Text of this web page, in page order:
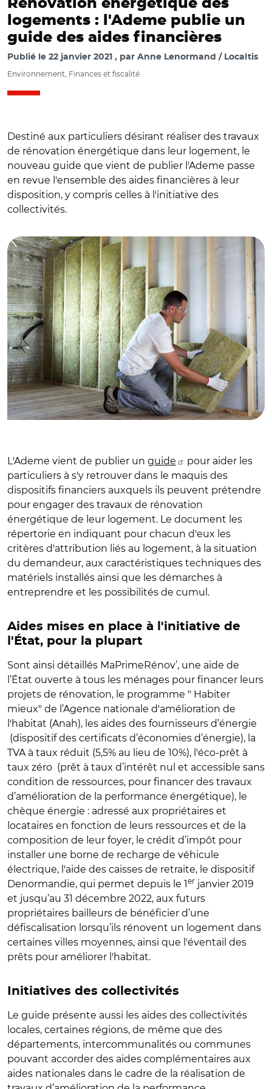
Rénovation énergétique des
logements : l'Ademe publie un
guide des aides financières
Publié le 22 janvier 2021 par Anne Lenormand / Localtis
Environnement, Finances et fiscalité
Destiné aux particuliers désirant réaliser des travaux
de rénovation énergétique dans leur logement, le
nouveau guide que vient de publier l'Ademe passe
en revue l'ensemble des aides financières à leur
disposition, y compris celles à l'initiative des
collectivités.
L'Ademe vient de publier un guide
pour aider les
particuliers à s'y retrouver dans le maquis des
dispositifs financiers auxquels ils peuvent prétendre
pour engager des travaux de rénovation
énergétique de leur logement. Le document les
répertorie en indiquant pour chacun d'eux les
critères d'attribution liés au logement, à la situation
du demandeur, aux caractéristiques techniques des
matériels installés ainsi que les démarches à
entreprendre et les possibilités de cumul.
Aides mises en place à l'initiative de
l'État, pour la plupart
Sont ainsi détaillés MaPrimeRénov’, une aide de
l’État ouverte à tous les ménages pour financer leurs
projets de rénovation, le programme " Habiter
mieux" de l’Agence nationale d'amélioration de
l'habitat (Anah), les aides des fournisseurs d’énergie
(dispositif des certificats d’économies d’énergie), la
TVA à taux réduit (5,5% au lieu de 10%), l'éco-prêt à
taux zéro (prêt à taux d’intérêt nul et accessible sans
condition de ressources, pour financer des travaux
d’amélioration de la performance énergétique), le
chèque énergie : adressé aux propriétaires et
locataires en fonction de leurs ressources et de la
composition de leur foyer, le crédit d’impôt pour
installer une borne de recharge de véhicule
électrique, l'aide des caisses de retraite, le dispositif
Denormandie, qui permet depuis le 1er janvier 2019
et jusqu’au 31 décembre 2022, aux futurs
propriétaires bailleurs de bénéficier d’une
défiscalisation lorsqu’ils rénovent un logement dans
certaines villes moyennes, ainsi que l'éventail des
prêts pour améliorer l'habitat.
Initiatives des collectivités
Le guide présente aussi les aides des collectivités
locales, certaines régions, de même que des
départements, intercommunalités ou communes
pouvant accorder des aides complémentaires aux
aides nationales dans le cadre de la réalisation de